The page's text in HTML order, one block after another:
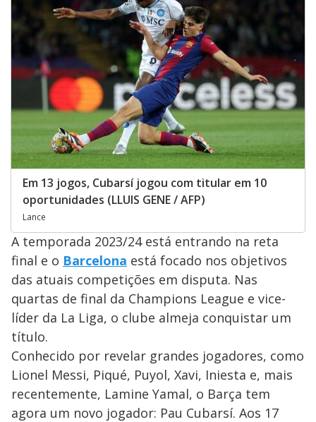
Em 13 jogos, Cubarsí jogou com titular em 10
oportunidades (LLUIS GENE / AFP)
Lance
A temporada 2023/24 está entrando na reta
final e o Barcelona está focado nos objetivos
das atuais competições em disputa. Nas
quartas de final da Champions League e vice-
líder da La Liga, o clube almeja conquistar um
título.
Conhecido por revelar grandes jogadores, como
Lionel Messi, Piqué, Puyol, Xavi, Iniesta e, mais
recentemente, Lamine Yamal, o Barça tem
agora um novo jogador: Pau Cubarsí. Aos 17